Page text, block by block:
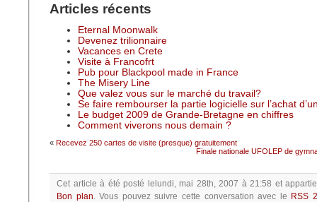
Articles récents
Eternal Moonwalk
Devenez trilionnaire
Vacances en Crete
Visite à Francofrt
Pub pour Blackpool made in France
The Misery Line
Que valez vous sur le marché du travail?
Se faire rembourser la partie logicielle sur l’achat
Le budget 2009 de Grande-Bretagne en chiffres
Comment viverons nous demain ?
« Recevez 250 cartes de visite (presque) gratuitement
Finale nationale UFOLEP de
Cet article à été posté lelundi, mai 28th, 2007 à 21:58 et
Bon plan .Vous pouvez suivre cette conversation avec le RSS